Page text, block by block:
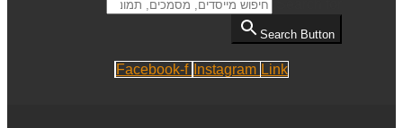
Search Button
Facebook-f Instagram Link